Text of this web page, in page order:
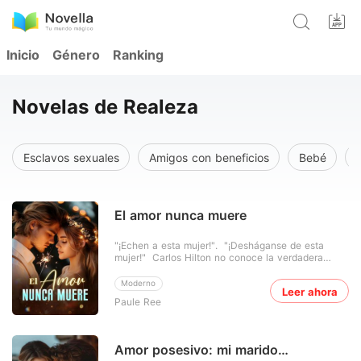
Inicio Género Ranking
Novelas de Realeza
Esclavos sexuales Amigos con beneficios Bebé
El amor nunca muere
Moderno
Paule Ree
"¡Echen a esta mujer!". "¡Desháganse de esta
mujer!" Carlos Hilton no conoce la verdadera
completo. "Señor Hilton, ella es su esposa", le
recordó su secretario. Al escuchar eso, Carlos le
lanza una mirada fría y se quejó: "¡¿Cómo no me lo
Leer ahora
Amor posesivo: mi marido